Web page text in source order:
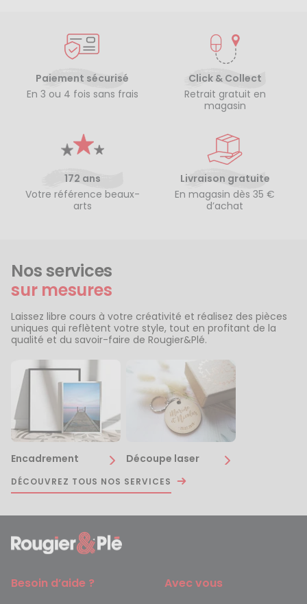
Paiement sécurisé
En 3 ou 4 fois sans frais
Click & Collect
Retrait gratuit en
magasin
172 ans
Votre référence beaux-
arts
Livraison gratuite
En magasin dès 35 €
d’achat
Nos services
sur mesures
Laissez libre cours à votre créativité et réalisez des pièces
uniques qui reflètent votre style, tout en profitant de la
qualité et du savoir-faire de Rougier&Plé.
Encadrement Découpe laser
DÉCOUVREZ TOUS NOS SERVICES
Besoin d’aide ? Avec vous